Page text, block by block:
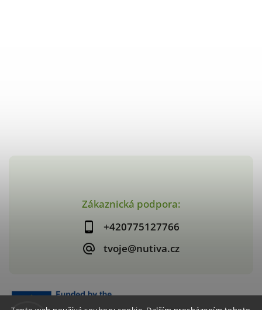
Zákaznická podpora:
+420775127766
tvoje@nutiva.cz